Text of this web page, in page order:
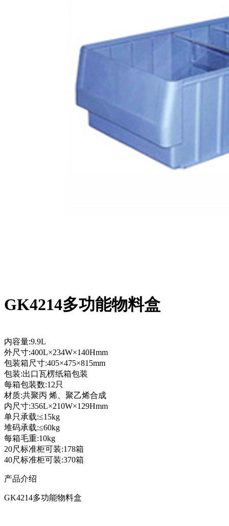
GK4214多功能物料盒
内容量:9.9L
外尺寸:400L×234W×140Hmm
包装箱尺寸:405×475×815mm
包装:出口瓦楞纸箱包装
每箱包装数:12只
材质:共聚丙 烯、聚乙烯合成
内尺寸:356L×210W×129Hmm
单只承载:≤15kg
堆码承载:≤60kg
每箱毛重:10kg
20尺标准柜可装:178箱
40尺标准柜可装:370箱
产品介绍
GK4214多功能物料盒